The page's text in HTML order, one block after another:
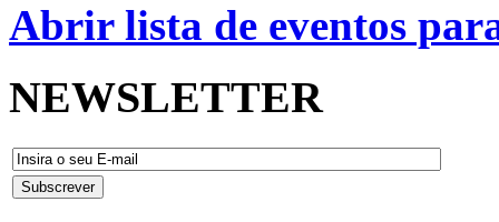
Abrir lista de eventos
NEWSLETTER